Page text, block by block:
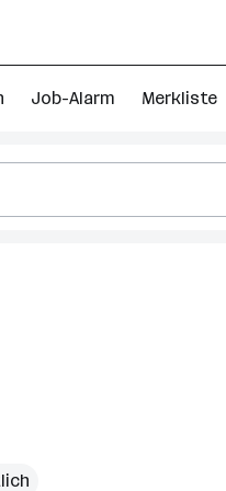
Job-Alarm Merkliste